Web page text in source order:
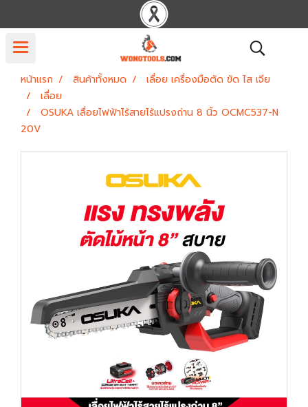
หน้าแรก สินค้าทั้งหมด
เลื่อย เครื่องมือตัด ขัด ไส เจีย
เลื่อย
OSUKA เลื่อยไฟฟ้าไร้สายไร้แปรงถ่าน 8 นิ้ว OCMC537-N
20V